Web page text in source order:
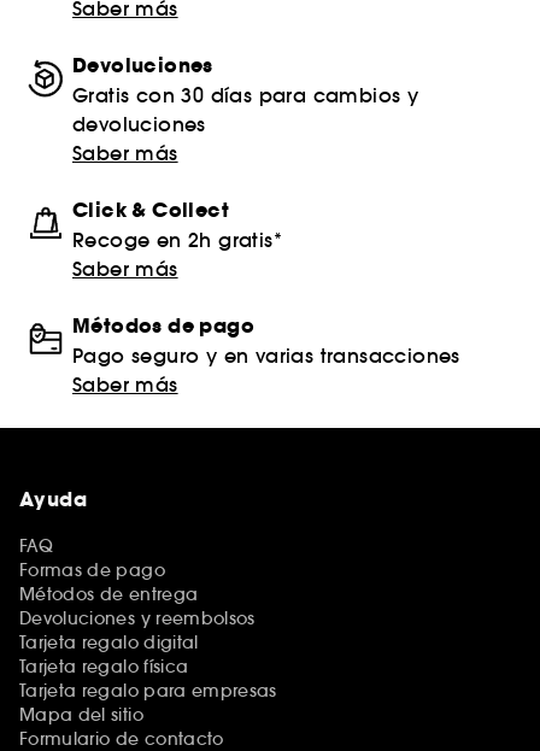
Saber más
Devoluciones
Gratis con 30 días para cambios y
devoluciones
Saber más
Click & Collect
Recoge en 2h gratis*
Saber más
Métodos de pago
Pago seguro y en varias transacciones
Saber más
Ayuda
FAQ
Formas de pago
Métodos de entrega
Devoluciones y reembolsos
Tarjeta regalo digital
Tarjeta regalo física
Tarjeta regalo para empresas
Mapa del sitio
Formulario de contacto